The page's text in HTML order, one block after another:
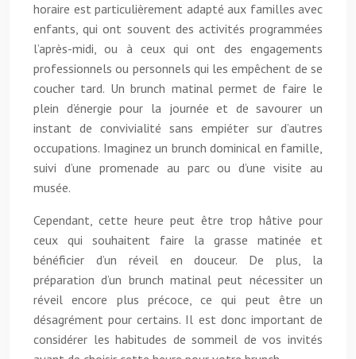
horaire est particulièrement adapté aux familles avec
enfants, qui ont souvent des activités programmées
l’après-midi, ou à ceux qui ont des engagements
professionnels ou personnels qui les empêchent de se
coucher tard. Un brunch matinal permet de faire le
plein d’énergie pour la journée et de savourer un
instant de convivialité sans empiéter sur d’autres
occupations. Imaginez un brunch dominical en famille,
suivi d’une promenade au parc ou d’une visite au
musée.
Cependant, cette heure peut être trop hâtive pour
ceux qui souhaitent faire la grasse matinée et
bénéficier d’un réveil en douceur. De plus, la
préparation d’un brunch matinal peut nécessiter un
réveil encore plus précoce, ce qui peut être un
désagrément pour certains. Il est donc important de
considérer les habitudes de sommeil de vos invités